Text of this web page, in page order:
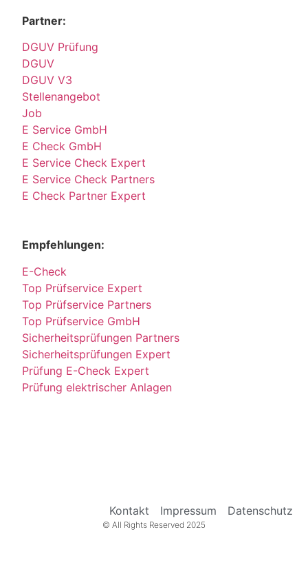
Partner:
DGUV Prüfung
DGUV
DGUV V3
Stellenangebot
Job
E Service GmbH
E Check GmbH
E Service Check Expert
E Service Check Partners
E Check Partner Expert
Empfehlungen:
E-Check
Top Prüfservice Expert
Top Prüfservice Partners
Top Prüfservice GmbH
Sicherheitsprüfungen Partners
Sicherheitsprüfungen Expert
Prüfung E-Check Expert
Prüfung elektrischer Anlagen
Kontakt Impressum Datenschutz
© All Rights Reserved 2025